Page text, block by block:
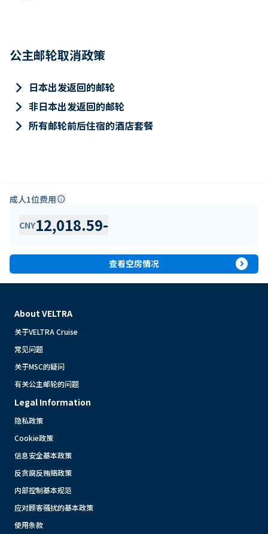
公主邮轮取消政策
keyboard_arrow_right 日本出发返回的邮轮
keyboard_arrow_right 非日本出发返回的邮轮
keyboard_arrow_right 所有邮轮前后住宿的酒店套餐
成人1位费用info
CNY12,018.59-
查看空房情况 expand_circle_right
About VELTRA
关于VELTRA Cruise
常见问题
关于MSC的疑问
有关公主邮轮的问题
Legal Information
隐私政策
Cookie政策
信息安全基本政策
反贪腐反贿赂政策
内部控制基本规范
应对顾客骚扰的基本政策
使用条款